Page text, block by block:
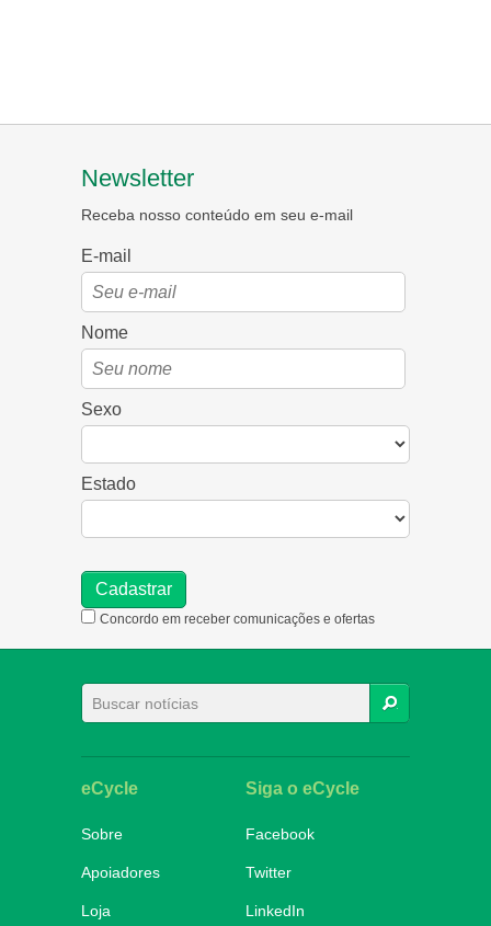
Newsletter
Receba nosso conteúdo em seu e-mail
E-mail
Nome
Sexo
Estado
Concordo em receber comunicações e ofertas
eCycle
Sobre
Apoiadores
Loja
Siga o eCycle
Facebook
Twitter
LinkedIn